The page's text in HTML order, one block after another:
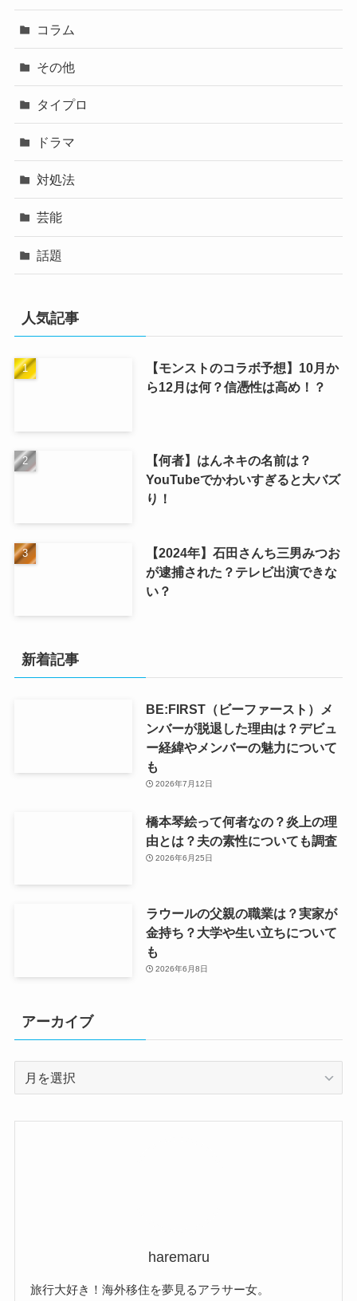
コラム
その他
タイプロ
ドラマ
対処法
芸能
話題
人気記事
【モンストのコラボ予想】10月か
ら12月は何？信憑性は高め！？
【何者】はんネキの名前は？
YouTubeでかわいすぎると大バズ
り！
【2024年】石田さんち三男みつお
が逮捕された？テレビ出演できな
い？
新着記事
BE:FIRST（ビーファースト）メ
ンバーが脱退した理由は？デビュ
ー経緯やメンバーの魅力について
も
2026年7月12日
橋本琴絵って何者なの？炎上の理
由とは？夫の素性についても調査
2026年6月25日
ラウールの父親の職業は？実家が
金持ち？大学や生い立ちについて
も
2026年6月8日
アーカイブ
haremaru
旅行大好き！海外移住を夢見るアラサー女。